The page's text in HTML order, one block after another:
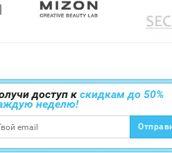
доступ к скидкам до 50%
неделю!